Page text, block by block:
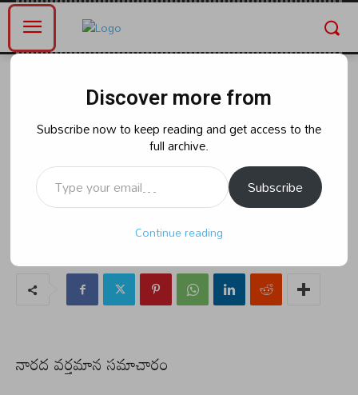
రాజకీయం
దువ్వాడ మరో మహిళతో కలిసి
ఉంటున్నాడని భార్య ఆరోపణ
naradanews.in Sunday, August 11, 2024 6:05 am
నారద వర్తమాన సమాచారం
Discover more from
Subscribe now to keep reading and get access to the
full archive.
Type your email…
Subscribe
Continue reading